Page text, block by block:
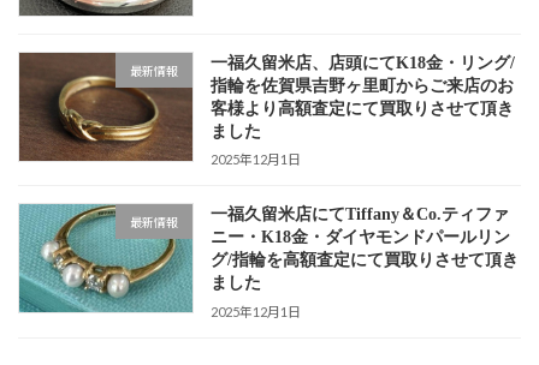
最新情報
一福久留米店、店頭にてK18金・リング/
指輪を佐賀県吉野ヶ里町からご来店のお
客様より高額査定にて買取りさせて頂き
ました
2025年12月1日
最新情報
一福久留米店にてTiffany＆Co.ティファ
ニー・K18金・ダイヤモンドパールリン
グ/指輪を高額査定にて買取りさせて頂き
ました
2025年12月1日